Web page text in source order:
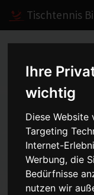
Ihre
wichtig
Diese Website
Targeting
Internet-
Werbung, die
Bedürfnisse
nutzen wir
Tischtennis
Herren
2005/
Mannschaft